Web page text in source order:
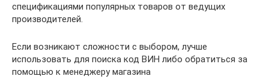
спецификациями популярных товаров от ведущих
производителей.
Если возникают сложности с выбором, лучше
использовать для поиска код ВИН либо обратиться за
помощью к менеджеру магазина